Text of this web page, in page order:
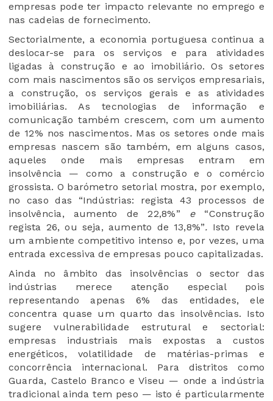
empresas pode ter impacto relevante no emprego e
nas cadeias de fornecimento.
Sectorialmente, a economia portuguesa continua a
deslocar-se para os serviços e para atividades
ligadas à construção e ao imobiliário. Os setores
com mais nascimentos são os serviços empresariais,
a construção, os serviços gerais e as atividades
imobiliárias. As tecnologias de informação e
comunicação também crescem, com um aumento
de 12% nos nascimentos. Mas os setores onde mais
empresas nascem são também, em alguns casos,
aqueles onde mais empresas entram em
insolvência — como a construção e o comércio
grossista. O barómetro setorial mostra, por exemplo,
no caso das “Indústrias: regista 43 processos de
insolvência, aumento de 22,8%” e “Construção
regista 26, ou seja, aumento de 13,8%”. Isto revela
um ambiente competitivo intenso e, por vezes, uma
entrada excessiva de empresas pouco capitalizadas.
Ainda no âmbito das insolvências o sector das
indústrias merece atenção especial pois
representando apenas 6% das entidades, ele
concentra quase um quarto das insolvências. Isto
sugere vulnerabilidade estrutural e sectorial:
empresas industriais mais expostas a custos
energéticos, volatilidade de matérias-primas e
concorrência internacional. Para distritos como
Guarda, Castelo Branco e Viseu — onde a indústria
tradicional ainda tem peso — isto é particularmente